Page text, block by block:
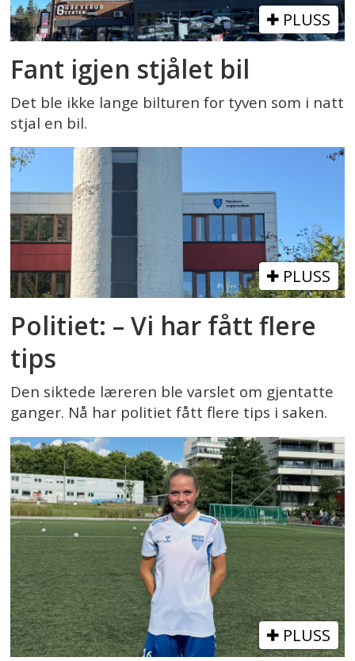
PLUSS
Fant igjen stjålet bil
Det ble ikke lange bilturen for tyven som i natt
stjal en bil.
PLUSS
Politiet: – Vi har fått flere
tips
Den siktede læreren ble varslet om gjentatte
ganger. Nå har politiet fått flere tips i saken.
PLUSS